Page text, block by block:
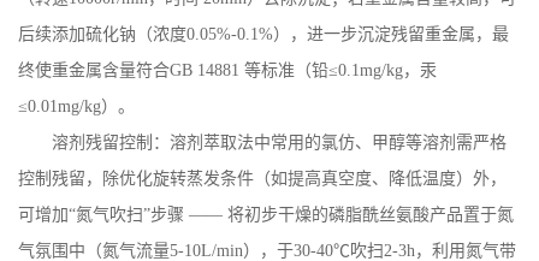
后续添加硫化钠（浓度0.05%-0.1%），进一步沉淀残留重金属，最
终使重金属含量符合GB 14881 等标准（铅≤0.1mg/kg，汞
≤0.01mg/kg）。
溶剂残留控制：溶剂萃取法中常用的氯仿、甲醇等溶剂需严格
控制残留，除优化旋转蒸发条件（如提高真空度、降低温度）外，
可增加“氮气吹扫”步骤 —— 将初步干燥的磷脂酰丝氨酸产品置于氮
气氛围中（氮气流量5-10L/min），于30-40℃吹扫2-3h，利用氮气带